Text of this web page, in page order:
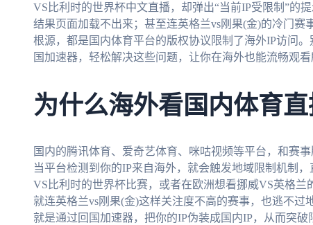
VS比利时的世界杯中文直播，却弹出“当前IP受限制”的
结果页面加载不出来；甚至连英格兰vs刚果(金)的冷门
根源，都是国内体育平台的版权协议限制了海外IP访问
国加速器，轻松解决这些问题，让你在海外也能流畅观看
为什么海外看国内体育直
国内的腾讯体育、爱奇艺体育、咪咕视频等平台，和赛
当平台检测到你的IP来自海外，就会触发地域限制机制
VS比利时的世界杯比赛，或者在欧洲想看挪威VS英格兰
就连英格兰vs刚果(金)这样关注度不高的赛事，也逃不
就是通过回国加速器，把你的IP伪装成国内IP，从而突破